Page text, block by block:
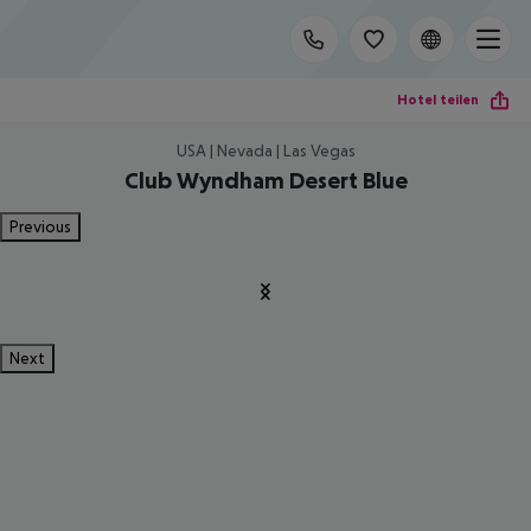
Hotel teilen
USA | Nevada | Las Vegas
Club Wyndham Desert Blue
Previous
Next